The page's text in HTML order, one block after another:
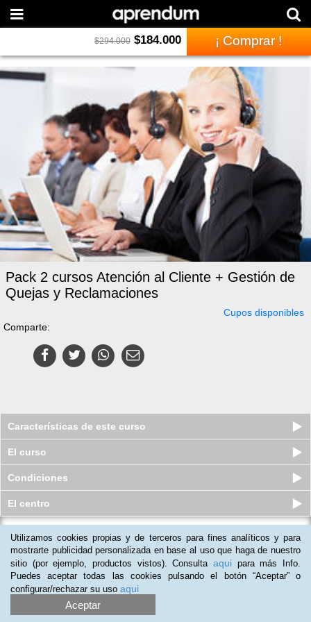
$294.000 $184.000 ¡ Comprar !
Pack 2 cursos Atención al Cliente + Gestión de
Quejas y Reclamaciones
Cupos disponibles
Comparte:
Características de este curso
El curso
Condiciones
El centro
Manejo de Situaciones de Riesgo en
la Atención Directa a la Ci...
Cupos disponibles
$209.000 $129.000
Utilizamos cookies propias y de terceros para fines analíticos y para
mostrarte publicidad personalizada en base al uso que haga de nuestro
sitio (por ejemplo, productos vistos). Consulta aqui para más Info.
Puedes aceptar todas las cookies pulsando el botón “Aceptar” o
configurar/rechazar su uso aqui
Aceptar